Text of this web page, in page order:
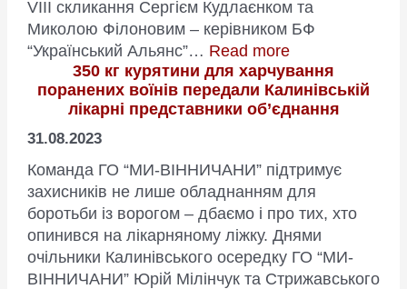
VІІІ скликання Сергієм Кудлаєнком та
Миколою Філоновим – керівником БФ
“Український Альянс”… Read more:
100
ударних
дронів
передали
ГО
“МИ
–
ВІННИЧАНИ”
350 кг курятини для харчування
поранених воїнів передали Калинівській
лікарні представники об’єднання
31.08.2023
Команда ГО “МИ-ВІННИЧАНИ” підтримує
захисників не лише обладнанням для
боротьби із ворогом – дбаємо і про тих, хто
опинився на лікарняному ліжку. Днями
очільники Калинівського осередку ГО “МИ-
ВІННИЧАНИ” Юрій Мілінчук та Стрижавського